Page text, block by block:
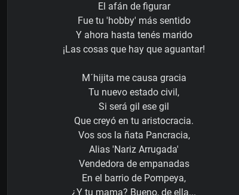
El afán de figurar
Fue tu 'hobby' más sentido
Y ahora hasta tenés marido
¡Las cosas que hay que aguantar!
M´hijita me causa gracia
Tu nuevo estado civil,
Si será gil ese gil
Que creyó en tu aristocracia.
Vos sos la ñata Pancracia,
Alias 'Nariz Arrugada'
Vendedora de empanadas
En el barrio de Pompeya,
¿Y tu mama? Bueno, de ella...